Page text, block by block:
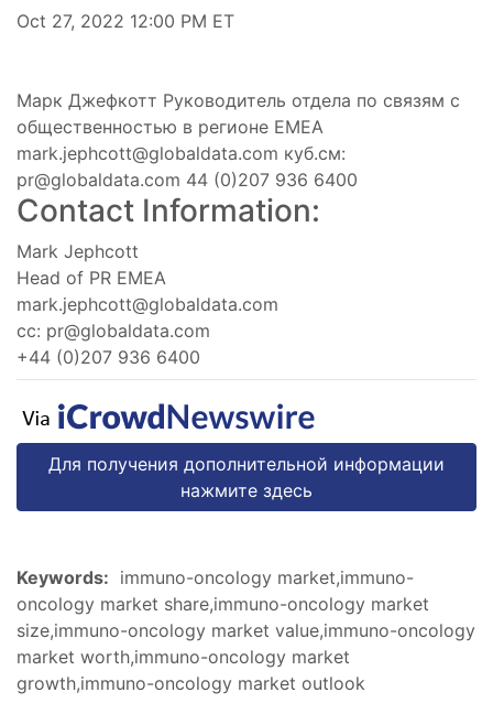
Oct 27, 2022 12:00 PM ET
Марк Джефкотт Руководитель отдела по связям с
общественностью в регионе EMEA
mark.jephcott@globaldata.com куб.см:
pr@globaldata.com 44 (0)207 936 6400
Contact Information:
Mark Jephcott
Head of PR EMEA
mark.jephcott@globaldata.com
cc: pr@globaldata.com
+44 (0)207 936 6400
Для получения дополнительной информации
нажмите здесь
Keywords: immuno-oncology market,immuno-
oncology market share,immuno-oncology market
size,immuno-oncology market value,immuno-oncology
market worth,immuno-oncology market
growth,immuno-oncology market outlook